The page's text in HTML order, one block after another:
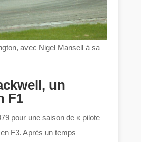
avec Nigel Mansell à sa
un
F1
pour une saison de « pilote
F3. Après un temps